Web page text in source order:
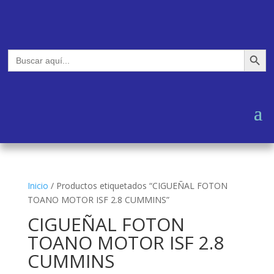
Buscar: Botón de
Inicio / Productos etiquetados “CIGUEÑAL FOTON
TOANO MOTOR ISF 2.8 CUMMINS”
CIGUEÑAL FOTON
TOANO MOTOR ISF 2.8
CUMMINS